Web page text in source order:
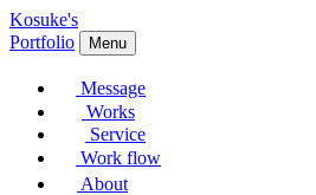
Kosuke's
Portfolio
Menu
Message
Works
Service
Work flow
About